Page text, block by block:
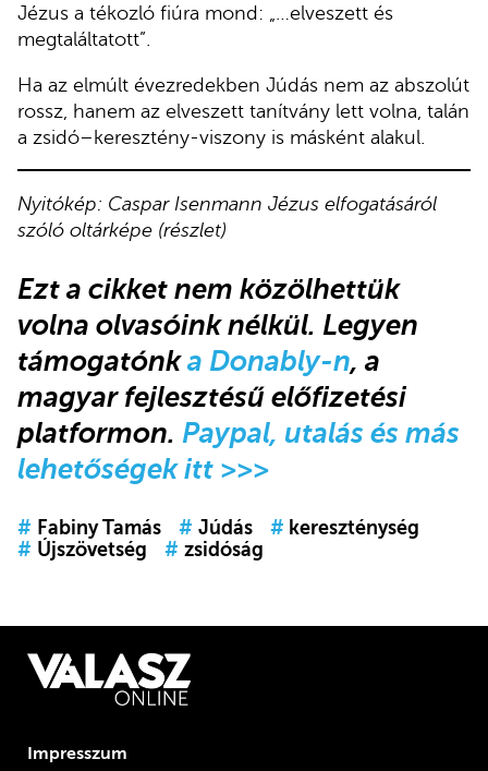
Jézus a tékozló fiúra mond: „…elveszett és
megtaláltatott”.
Ha az elmúlt évezredekben Júdás nem az abszolút
rossz, hanem az elveszett tanítvány lett volna, talán
a zsidó–keresztény-viszony is másként alakul.
Nyitókép: Caspar Isenmann Jézus elfogatásáról
szóló oltárképe (részlet)
Ezt a cikket nem közölhettük
volna olvasóink nélkül. Legyen
támogatónka Donably-n, a
magyar fejlesztésű előfizetési
platformon. Paypal, utalás és más
lehetőségek itt >>>
# Fabiny Tamás # Júdás # kereszténység
# Újszövetség # zsidóság
Impresszum